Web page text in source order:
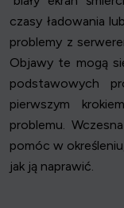
czasy ładowania
problemy z
Objawy te mogą
podstawowych
pierwszym
problemu.
pomóc w
jak ją naprawić.